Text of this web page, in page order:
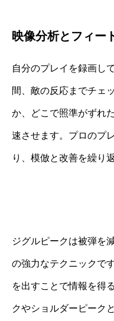
映像分析とフィー
自分のプレイを録画し
間、敵の反応までチェ
か、どこで照準がずれ
速させます。プロのプ
り、模倣と改善を繰り
ジグルピークは被弾を
の強力なテクニックで
を出すことで情報を得
クやショルダーピーク